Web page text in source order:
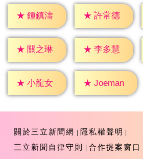
★ 鍾鎮濤 ★ 許常德
★ 關之琳 ★ 李多慧
★ 小龍女 ★ Joeman
關於三立新聞網
隱私權聲明
三立新聞自律守則
合作提案窗口